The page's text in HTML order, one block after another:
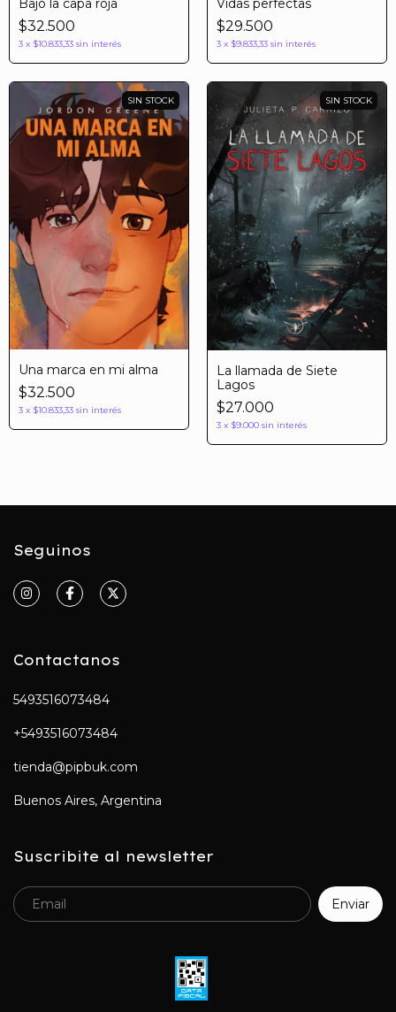
$32.500
3 x $10.833,33 sin interés
$29.500
3 x $9.833,33 sin interés
SIN STOCK
Una marca en mi alma
$32.500
3 x $10.833,33 sin interés
SIN STOCK
La llamada de Siete
Lagos
$27.000
3 x $9.000 sin interés
Seguinos
Contactanos
5493516073484
+5493516073484
tienda@pipbuk.com
Buenos Aires, Argentina
Suscribite al newsletter